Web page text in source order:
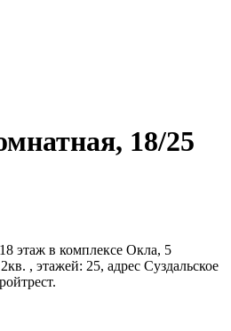
18/25
этаж в комплексе Окла, 5
, этажей: 25, адрес Суздальское